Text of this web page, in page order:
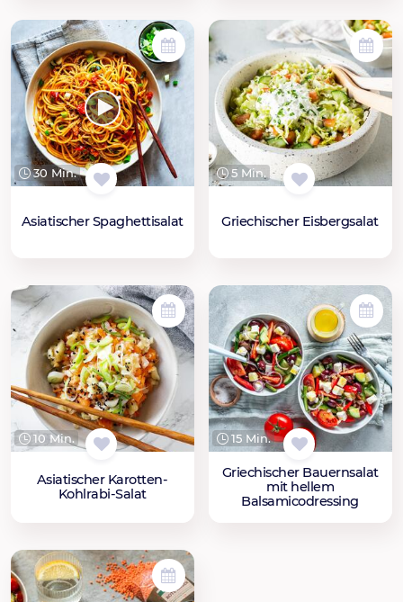
30 Min.
Asiatischer Spaghettisalat
5 Min.
Griechischer Eisbergsalat
10 Min.
Asiatischer Karotten-
Kohlrabi-Salat
15 Min.
Griechischer Bauernsalat
mit hellem
Balsamicodressing